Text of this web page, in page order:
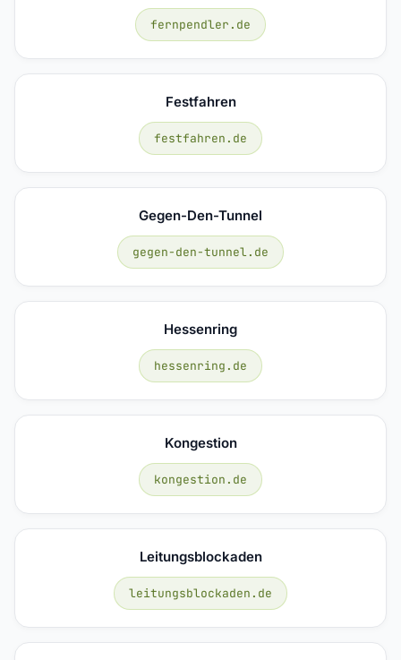
fernpendler.de
Festfahren
festfahren.de
Gegen-Den-Tunnel
gegen-den-tunnel.de
Hessenring
hessenring.de
Kongestion
kongestion.de
Leitungsblockaden
leitungsblockaden.de